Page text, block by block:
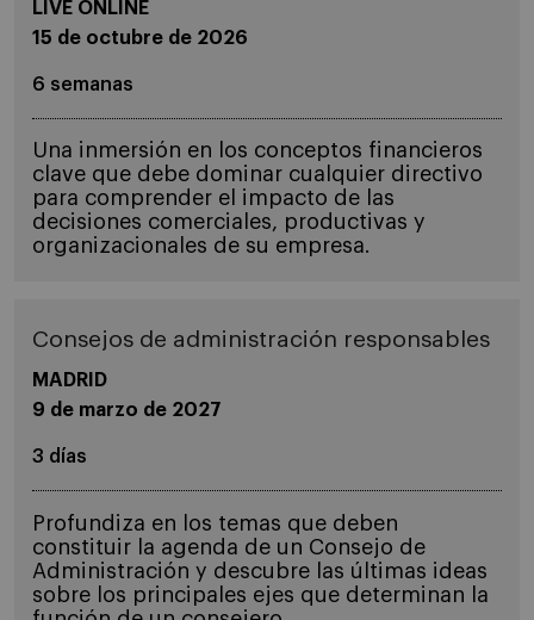
LIVE ONLINE
15 de octubre de 2026
6 semanas
Una inmersión en los conceptos financieros
clave que debe dominar cualquier directivo
para comprender el impacto de las
decisiones comerciales, productivas y
organizacionales de su empresa.
Consejos de administración responsables
MADRID
9 de marzo de 2027
3 días
Profundiza en los temas que deben
constituir la agenda de un Consejo de
Administración y descubre las últimas ideas
sobre los principales ejes que determinan la